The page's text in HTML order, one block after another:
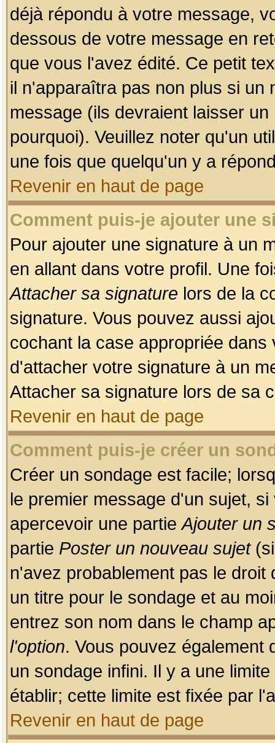
déjà répondu à votre message,
dessous de votre message en
que vous l'avez édité. Ce petit
il n'apparaîtra pas non plus si un
message (ils devraient laisser
pourquoi). Veuillez noter qu'un
une fois que quelqu'un y a
Revenir en haut de page
Comment puis-je ajouter une
Pour ajouter une signature à un
en allant dans votre profil. Une
Attacher sa signature lors de la
signature. Vous pouvez aussi
cochant la case appropriée
d'attacher votre signature à un
Attacher sa signature lors de sa
Revenir en haut de page
Comment puis-je créer un
Créer un sondage est facile;
le premier message d'un sujet,
apercevoir une partieAjouter un
partie Poster un nouveau sujet(si
n'avez probablement pas le
un titre pour le sondage et au
entrez son nom dans le champ
l'option. Vous pouvez également
un sondage infini. Il y a une
établir; cette limite est fixée par
Revenir en haut de page